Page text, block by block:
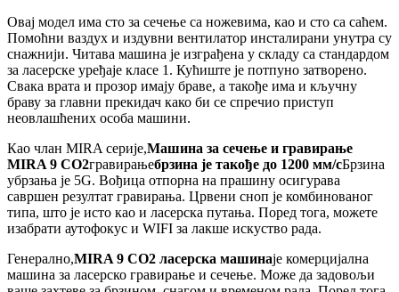
Овај модел има сто за сечење са ножевима, као и сто са саћем.
Помоћни ваздух и издувни вентилатор инсталирани унутра су
снажнији. Читава машина је изграђена у складу са стандардом
за ласерске уређаје класе 1. Кућиште је потпуно затворено.
Свака врата и прозор имају браве, а такође има и кључну
браву за главни прекидач како би се спречио приступ
неовлашћених особа машини.
Као члан MIRA серије,Машина за сечење и гравирање
MIRA 9 CO2гравирањебрзина је такође до 1200 мм/сБрзина
убрзања је 5G. Вођица отпорна на прашину осигурава
савршен резултат гравирања. Црвени сноп је комбинованог
типа, што је исто као и ласерска путања. Поред тога, можете
изабрати аутофокус и WIFI за лакше искуство рада.
Генерално,MIRA 9 CO2 ласерска машинаје комерцијална
машина за ласерско гравирање и сечење. Може да задовољи